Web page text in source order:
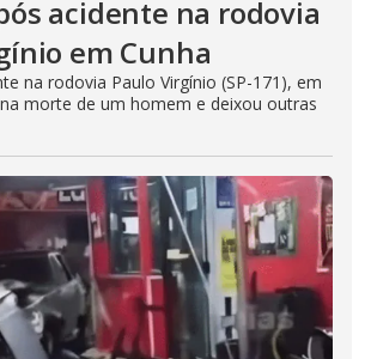
acidente na rodovia
em Cunha
na rodovia Paulo Virgínio (SP-171), em
morte de um homem e deixou outras